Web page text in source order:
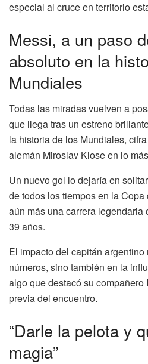
especial al cruce en territorio
Messi, a un paso
absoluto en la
Mundiales
Todas las miradas vuelven a
que llega tras un estreno
la historia de los Mundiales,
alemán Miroslav Klose en lo
Un nuevo gol lo dejaría en
de todos los tiempos en la
aún más una carrera legendaria
39 años.
El impacto del capitán
números, sino también en la
algo que destacó su compañero
previa del encuentro.
“Darle la pelota y
magia”